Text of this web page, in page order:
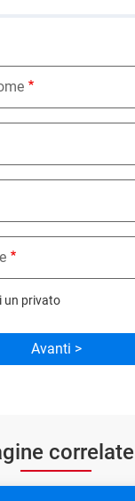
un privato
correlate